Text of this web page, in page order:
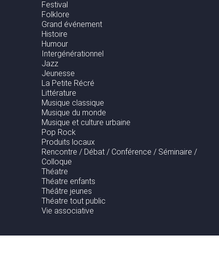
Festival
Folklore
Grand événement
Histoire
Humour
Intergénérationnel
Jazz
Jeunesse
La Petite Récré
Littérature
Musique classique
Musique du monde
Musique et culture urbaine
Pop Rock
Produits locaux
Rencontre / Débat / Conférence / Séminaire /
Colloque
Théatre
Théatre enfants
Théâtre jeunes
Théatre tout public
Vie associative